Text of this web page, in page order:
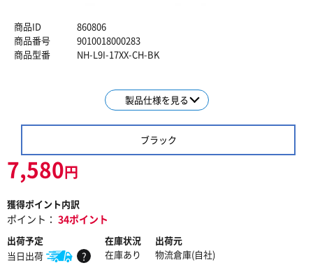
商品ID
860806
商品番号
9010018000283
商品型番
NH-L9I-17XX-CH-BK
製品仕様を見る
ブラック
7,580円
獲得ポイント内訳
ポイント： 34ポイント
出荷予定
当日出荷
?
在庫状況
在庫あり
出荷元
物流倉庫(自社)